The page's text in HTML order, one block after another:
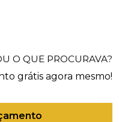
O QUE PROCURAVA?
grátis agora mesmo!